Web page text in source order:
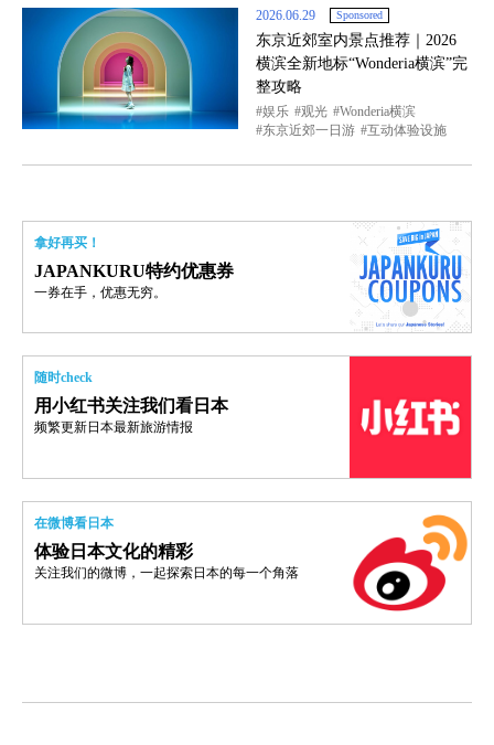
2026.06.29 Sponsored
东京近郊室内景点推荐｜2026
横滨全新地标“Wonderia横滨”完
整攻略
娱乐 观光
Wonderia横滨
东京近郊一日游
互动体验设施
拿好再买！
JAPANKURU特约优惠券
一券在手，优惠无穷。
随时check
用小红书关注我们看日本
频繁更新日本最新旅游情报
在微博看日本
体验日本文化的精彩
关注我们的微博，一起探索日本的每一个角落